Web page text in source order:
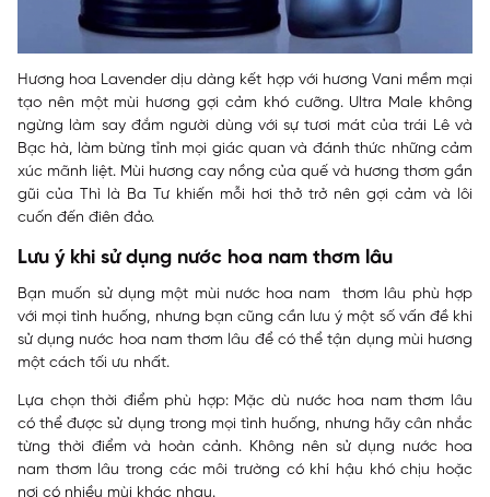
Hương hoa Lavender dịu dàng kết hợp với hương Vani mềm mại
tạo nên một mùi hương gợi cảm khó cưỡng. Ultra Male không
ngừng làm say đắm người dùng với sự tươi mát của trái Lê và
Bạc hà, làm bừng tỉnh mọi giác quan và đánh thức những cảm
xúc mãnh liệt. Mùi hương cay nồng của quế và hương thơm gần
gũi của Thì là Ba Tư khiến mỗi hơi thở trở nên gợi cảm và lôi
cuốn đến điên đảo.
Lưu ý khi sử dụng nước hoa nam thơm lâu
Bạn muốn sử dụng một mùi nước hoa nam thơm lâu phù hợp
với mọi tình huống, nhưng bạn cũng cần lưu ý một số vấn đề khi
sử dụng nước hoa nam thơm lâu để có thể tận dụng mùi hương
một cách tối ưu nhất.
Lựa chọn thời điểm phù hợp: Mặc dù nước hoa nam thơm lâu
có thể được sử dụng trong mọi tình huống, nhưng hãy cân nhắc
từng thời điểm và hoàn cảnh. Không nên sử dụng nước hoa
nam thơm lâu trong các môi trường có khí hậu khó chịu hoặc
nơi có nhiều mùi khác nhau.